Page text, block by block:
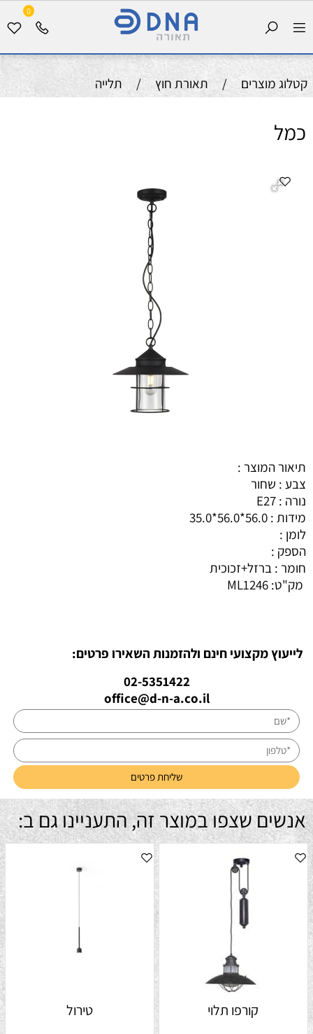
0
קטלוג מוצרים / תאורת חוץ / תלייה
כמל
תיאור המוצר :
צבע : שחור
נורה : E27
מידות : 56.0*56.0*35.0
לומן :
הספק :
חומר : ברזל+זכוכית
מק"ט: ML1246
לייעוץ מקצועי חינם ולהזמנות השאירו פרטים:
02-5351422
office@d-n-a.co.il
אנשים שצפו במוצר זה, התעניינו גם ב:
קורפו תלוי טירול